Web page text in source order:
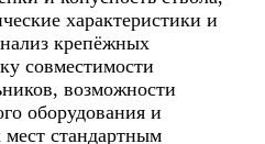
характеристики и
крепёжных
совместимости
возможности
оборудования и
мест стандартным